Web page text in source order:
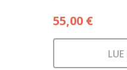
55,00 €